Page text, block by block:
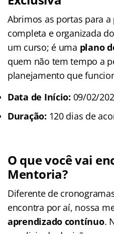
Abrimos as portas para
completa e organizada
um curso; é uma plano
quem não tem tempo a
planejamento que
Data de Início: 09/02/
Duração: 120 dias de
O que você vai
Mentoria?
Diferente de
encontra por aí, nossa
aprendizado contínuo.